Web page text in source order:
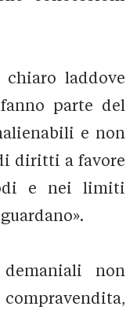
laddove
parte del
e non
diritti a favore
e nei limiti
non